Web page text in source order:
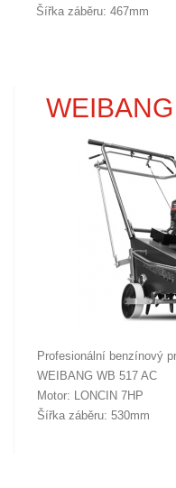
Šířka záběru: 467mm
Profesionální benzínový
WEIBANG WB 517 AC
Motor: LONCIN 7HP
Šířka záběru: 530mm